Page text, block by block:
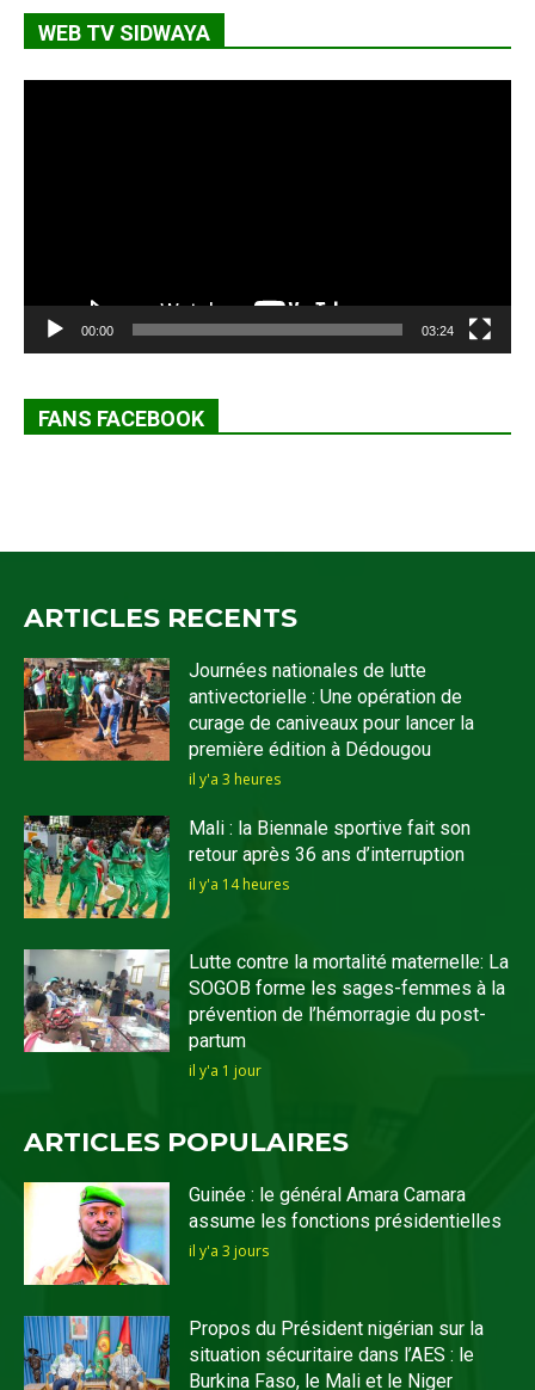
WEB TV SIDWAYA
00:00 03:24
FANS FACEBOOK
ARTICLES RECENTS
Journées nationales de lutte
antivectorielle : Une opération de
curage de caniveaux pour lancer la
première édition à Dédougou
il y'a 3 heures
Mali : la Biennale sportive fait son
retour après 36 ans d’interruption
il y'a 14 heures
Lutte contre la mortalité maternelle: La
SOGOB forme les sages-femmes à la
prévention de l’hémorragie du post-
partum
il y'a 1 jour
ARTICLES POPULAIRES
Guinée : le général Amara Camara
assume les fonctions présidentielles
il y'a 3 jours
Propos du Président nigérian sur la
situation sécuritaire dans l’AES : le
Burkina Faso, le Mali et le Niger